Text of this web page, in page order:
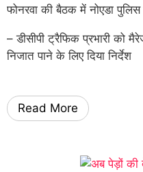
फोनरवा की बैठक में नोएडा पुलिस
– डीसीपी ट्रैफिक प्रभारी को
निजात पाने के लिए दिया निर्देश
Read More